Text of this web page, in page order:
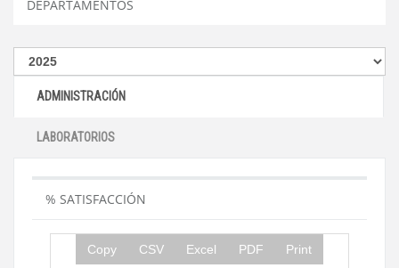
DEPARTAMENTOS
ADMINISTRACIÓN
LABORATORIOS
% SATISFACCIÓN
Copy CSV Excel PDF Print